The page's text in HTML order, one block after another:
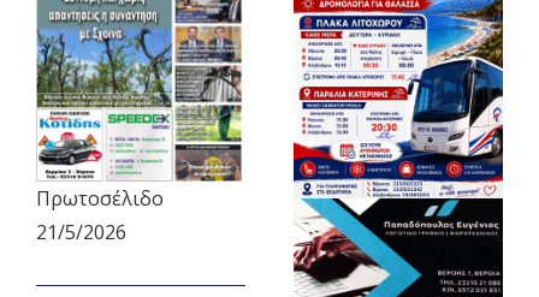
Πρωτοσέλιδο
21/5/2026